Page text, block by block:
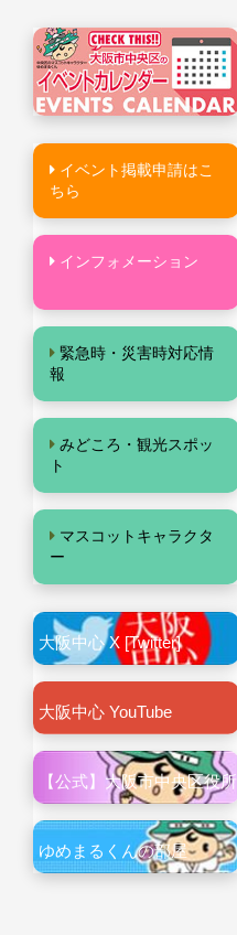
イベント掲載申請はこ
ちら
インフォメーション
緊急時・災害時対応情
報
みどころ・観光スポッ
ト
マスコットキャラクタ
ー
大阪中心 X [Twitter]
大阪中心 YouTube
【公式】大阪市中央区役所
ゆめまるくんの部屋